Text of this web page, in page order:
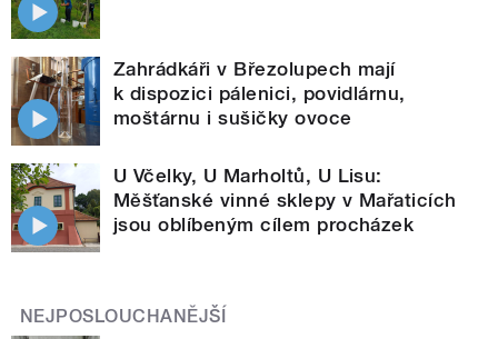
Zahrádkáři v Březolupech mají
k dispozici pálenici, povidlárnu,
moštárnu i sušičky ovoce
U Včelky, U Marholtů, U Lisu:
Měšťanské vinné sklepy v Mařaticích
jsou oblíbeným cílem procházek
NEJPOSLOUCHANĚJŠÍ